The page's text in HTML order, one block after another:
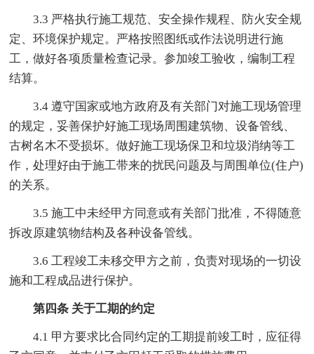
3.3 严格执行施工规范、安全操作规程、防火安全规
定、环境保护规定。严格按照图纸或作法说明进行施
工，做好各项质量检查记录。参加竣工验收，编制工程
结算。
3.4 遵守国家或地方政府及有关部门对施工现场管理
的规定，妥善保护好施工现场周围建筑物、设备管线、
古树名木不受损坏。做好施工现场保卫和垃圾消纳等工
作，处理好由于施工带来的扰民问题及与周围单位(住户)
的关系。
3.5 施工中未经甲方同意或有关部门批准，不得随意
拆改原建筑物结构及各种设备管线。
3.6 工程竣工未移交甲方之前，负责对现场的一切设
施和工程成品进行保护。
第四条 关于工期的约定
4.1 甲方要求比合同约定的工期提前竣工时，应征得